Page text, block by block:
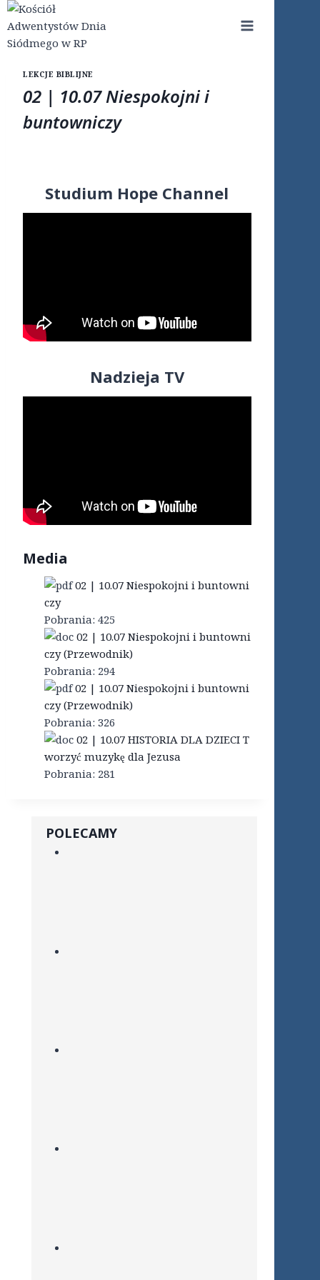
Przejdź
do
treści
LEKCJE BIBLIJNE
02 | 10.07 Niespokojni i
buntowniczy
Studium Hope Channel
Nadzieja TV
Media
02 | 10.07 Niespokojni i buntowni
czy
Pobrania: 425
02 | 10.07 Niespokojni i buntowni
czy (Przewodnik)
Pobrania: 294
02 | 10.07 Niespokojni i buntowni
czy (Przewodnik)
Pobrania: 326
02 | 10.07 HISTORIA DLA DZIECI T
worzyć muzykę dla Jezusa
Pobrania: 281
POLECAMY